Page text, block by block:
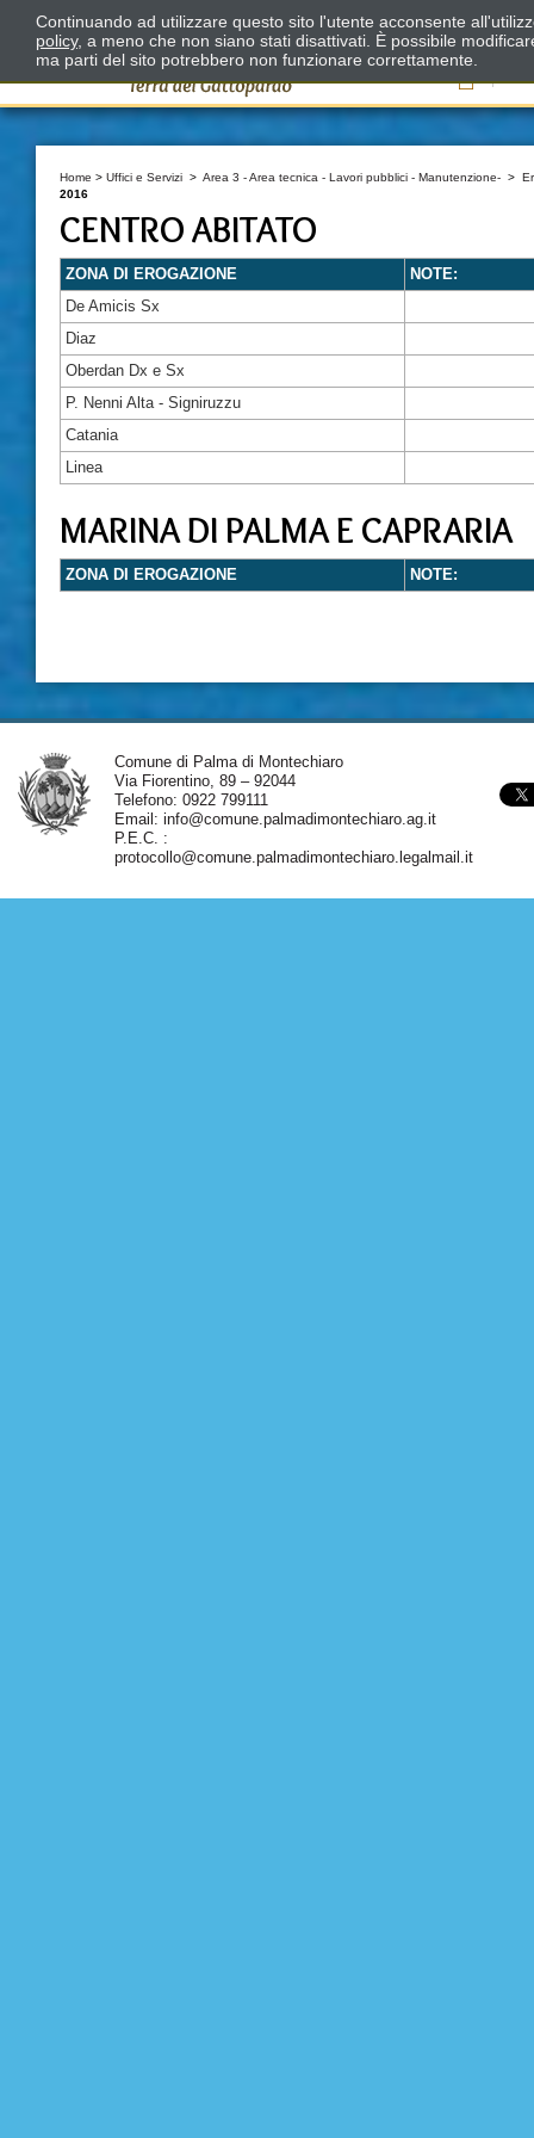
Il
Home > Uffici e Servizi > Area 3 - Area tecnica - Lavori pubblici - Manutenzione- >
2016
CENTRO ABITATO
ZONA DI EROGAZIONE
NOTE:
De Amicis Sx
Diaz
Oberdan Dx e Sx
P. Nenni Alta - Signiruzzu
Catania
Linea
MARINA DI PALMA E CAPRARIA
ZONA DI EROGAZIONE NOTE:
Comune di Palma di Montechiaro
Via Fiorentino, 89 – 92044
Telefono: 0922 799111
Email: info@comune.palmadimontechiaro.ag.it
P.E.C. :
protocollo@comune.palmadimontechiaro.legalmail.it
Continuando ad utilizzare questo sito l'utente acconsente
policy, a meno che non siano stati disattivati. È possibile
ma parti del sito potrebbero non funzionare correttamente.